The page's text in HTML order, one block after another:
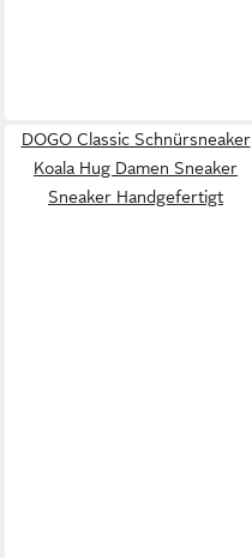
DOGO Classic Schnürsneaker
Koala Hug Damen Sneaker
Sneaker Handgefertigt